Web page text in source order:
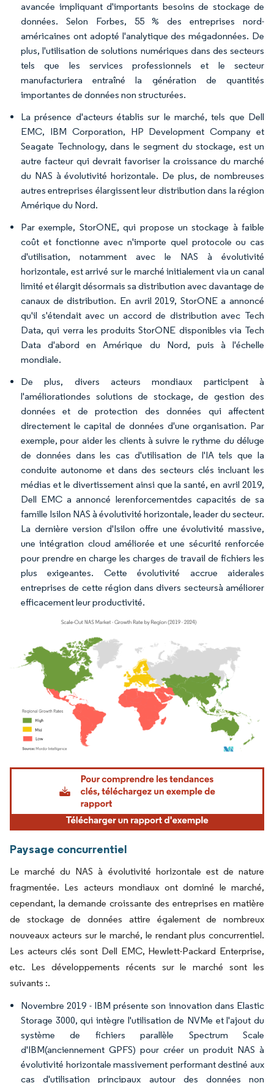
avancée impliquant d'importants besoins de stockage de
données. Selon Forbes, 55 % des entreprises nord-
américaines ont adopté l'analytique des mégadonnées. De
plus, l'utilisation de solutions numériques dans des secteurs
tels que les services professionnels et le secteur
manufacturiera entraîné la génération de quantités
importantes de données non structurées.
La présence d'acteurs établis sur le marché, tels que Dell
EMC, IBM Corporation, HP Development Company et
Seagate Technology, dans le segment du stockage, est un
autre facteur qui devrait favoriser la croissance du marché
du NAS à évolutivité horizontale. De plus, de nombreuses
autres entreprises élargissent leur distribution dans la région
Amérique du Nord.
Par exemple, StorONE, qui propose un stockage à faible
coût et fonctionne avec n'importe quel protocole ou cas
d'utilisation, notamment avec le NAS à évolutivité
horizontale, est arrivé sur le marché initialement via un canal
limité et élargit désormais sa distribution avec davantage de
canaux de distribution. En avril 2019, StorONE a annoncé
qu'il s'étendait avec un accord de distribution avec Tech
Data, qui verra les produits StorONE disponibles via Tech
Data d'abord en Amérique du Nord, puis à l'échelle
mondiale.
De plus, divers acteurs mondiaux participent à
l'améliorationdes solutions de stockage, de gestion des
données et de protection des données qui affectent
directement le capital de données d'une organisation. Par
exemple, pour aider les clients à suivre le rythme du déluge
de données dans les cas d'utilisation de l'IA tels que la
conduite autonome et dans des secteurs clés incluant les
médias et le divertissement ainsi que la santé, en avril 2019,
Dell EMC a annoncé lerenforcementdes capacités de sa
famille Isilon NAS à évolutivité horizontale, leader du secteur.
La dernière version d'Isilon offre une évolutivité massive,
une intégration cloud améliorée et une sécurité renforcée
pour prendre en charge les charges de travail de fichiers les
plus exigeantes. Cette évolutivité accrue aiderales
entreprises de cette région dans divers secteursà améliorer
efficacement leur productivité.
Image © Mordor Intelligence. La réutilisation nécessite une attribution sous CC BY
Paysage concurrentiel
Le marché du NAS à évolutivité horizontale est de nature
fragmentée. Les acteurs mondiaux ont dominé le marché,
cependant, la demande croissante des entreprises en matière
de stockage de données attire également de nombreux
nouveaux acteurs sur le marché, le rendant plus concurrentiel.
Les acteurs clés sont Dell EMC, Hewlett-Packard Enterprise,
etc. Les développements récents sur le marché sont les
suivants :.
Novembre 2019 - IBM présente son innovation dans Elastic
Storage 3000, qui intègre l'utilisation de NVMe et l'ajout du
système de fichiers parallèle Spectrum Scale
d'IBM(anciennement GPFS) pour créer un produit NAS à
évolutivité horizontale massivement performant destiné aux
cas d'utilisation principaux autour des données non